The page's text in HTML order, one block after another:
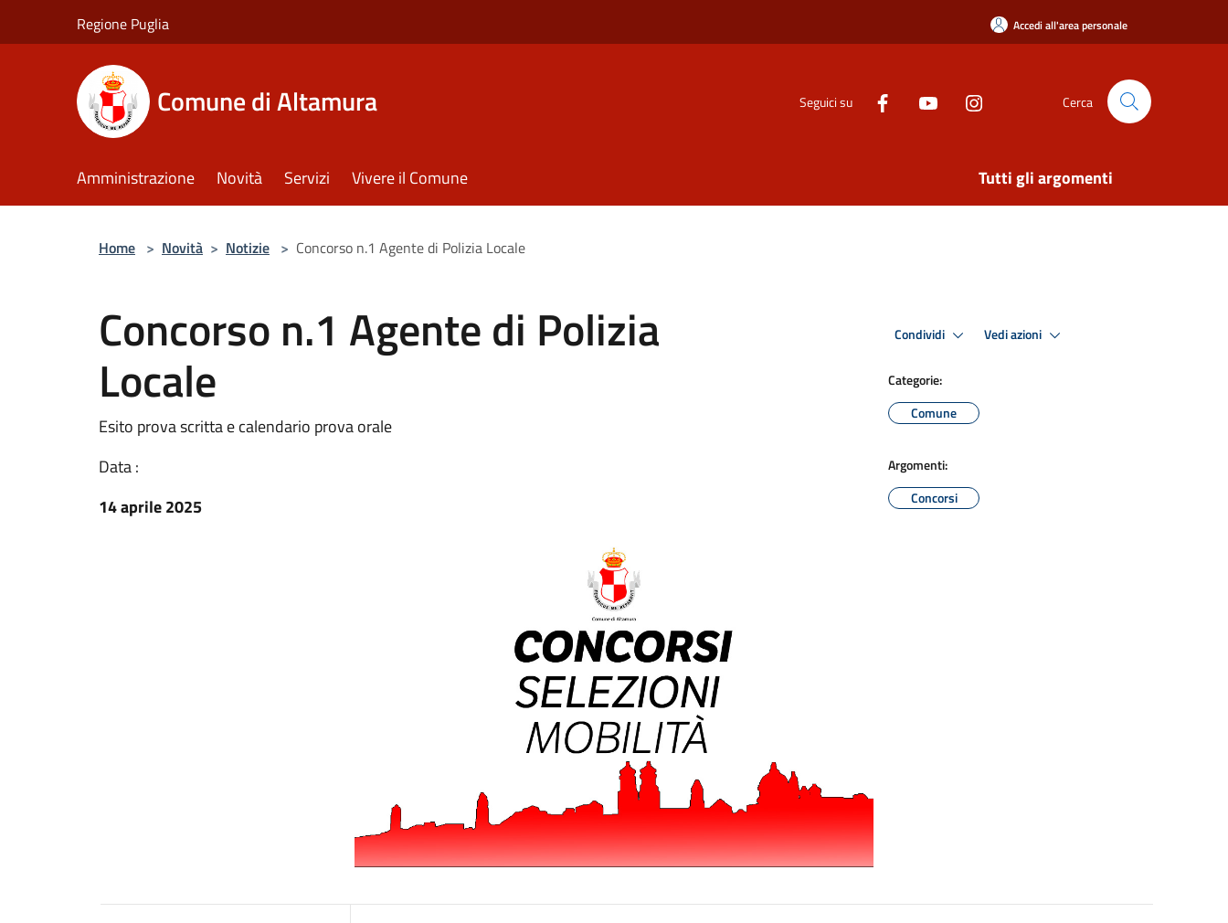
Regione Puglia Accedi all'area personale
Comune di Altamura Seguici su Cerca
Amministrazione Novità Servizi Vivere il Comune Tutti gli argomenti
Home > Novità > Notizie > Concorso n.1 Agente di Polizia Locale
Concorso n.1 Agente di Polizia
Locale
Esito prova scritta e calendario prova orale
Data :
14 aprile 2025
Condividi Vedi azioni
Categorie:
Comune
Argomenti:
Concorsi